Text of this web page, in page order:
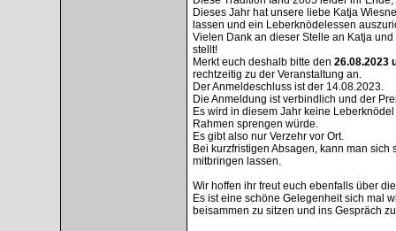
Dieses Jahr hat unsere liebe Katja
lassen und ein Leberknödelessen
Vielen Dank an dieser Stelle an Katja
stellt!
Merkt euch deshalb bitte den 26.08.2023
rechtzeitig zu der Veranstaltung an.
Der Anmeldeschluss ist der 14.08.2023.
Die Anmeldung ist verbindlich und der
Es wird in diesem Jahr keine
Rahmen sprengen würde.
Es gibt also nur Verzehr vor Ort.
Bei kurzfristigen Absagen, kann man
mitbringen lassen.
Wir hoffen ihr freut euch ebenfalls über
Es ist eine schöne Gelegenheit sich mal
beisammen zu sitzen und ins Gespräch